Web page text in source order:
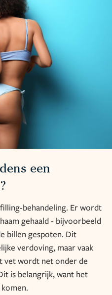
een
behandeling. Er wordt
gehaald - bijvoorbeeld
billen gespoten. Dit
verdoving, maar vaak
vet wordt net onder de
is belangrijk, want het